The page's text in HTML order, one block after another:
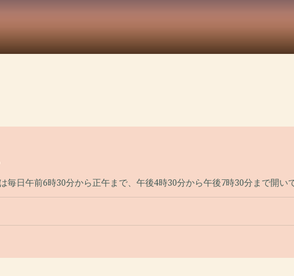
日午前6時30分から正午まで、午後4時30分から午後7時30分まで開い